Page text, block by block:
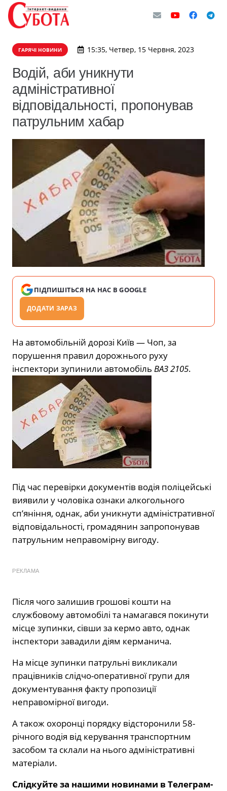
ГАРЯЧІ НОВИНИ 15:35, Четвер, 15 Червня, 2023
Водій, аби уникнути
адміністративної
відповідальності, пропонував
патрульним хабар
ПІДПИШІТЬСЯ НА НАС В GOOGLE
ДОДАТИ ЗАРАЗ
На автомобільній дорозі Київ — Чоп, за
порушення правил дорожнього руху
інспектори зупинили автомобіль ВАЗ 2105.
Під час перевірки документів водія поліцейські
виявили у чоловіка ознаки алкогольного
сп’яніння, однак, аби уникнути адміністративної
відповідальності, громадянин запропонував
патрульним неправомірну вигоду.
РЕКЛАМА
Після чого залишив грошові кошти на
службовому автомобілі та намагався покинути
місце зупинки, сівши за кермо авто, однак
інспектори завадили діям керманича.
На місце зупинки патрульні викликали
працівників слідчо-оперативної групи для
документування факту пропозиції
неправомірної вигоди.
А також охоронці порядку відсторонили 58-
річного водія від керування транспортним
засобом та склали на нього адміністративні
матеріали.
Слідкуйте за нашими новинами в Телеграм-